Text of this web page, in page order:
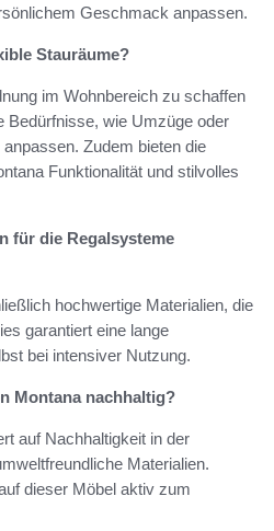
Geschmack anpassen.
Stauräume?
im Wohnbereich zu schaffen
Bedürfnisse, wie Umzüge oder
Zudem bieten die
Funktionalität und stilvolles
für die Regalsysteme
hochwertige Materialien, die
garantiert eine lange
bei intensiver Nutzung.
Montana nachhaltig?
auf Nachhaltigkeit in der
Materialien.
dieser Möbel aktiv zum